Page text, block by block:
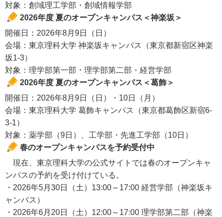
対象：創域理工学部・創域情報学部
2026年度 夏のオープンキャンパス＜神楽坂＞
開催日：2026年8月9日（日）
会場：東京理科大学 神楽坂キャンパス（東京都新宿区神楽
坂1-3）
対象：理学部第一部・理学部第二部・経営学部
2026年度 夏のオープンキャンパス＜葛飾＞
開催日：2026年8月9日（日）・10日（月）
会場：東京理科大学 葛飾キャンパス（東京都葛飾区新宿6-
3-1）
対象：薬学部（9日）、工学部・先進工学部（10日）
春のオープンキャンパスを予約受付中
現在、東京理科大学の公式サイトでは春のオープンキャ
ンパスの予約を受け付けている。
・2026年5月30日（土）13:00～17:00 経営学部（神楽坂キ
ャンパス）
・2026年6月20日（土）12:00～17:00 理学部第二部（神楽